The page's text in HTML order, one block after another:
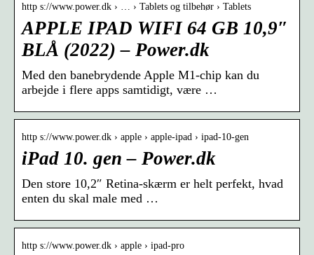
http s://www.power.dk › … › Tablets og tilbehør › Tablets
APPLE IPAD WIFI 64 GB 10,9″
BLÅ (2022) – Power.dk
Med den banebrydende Apple M1-chip kan du
arbejde i flere apps samtidigt, være …
http s://www.power.dk › apple › apple-ipad › ipad-10-gen
iPad 10. gen – Power.dk
Den store 10,2″ Retina-skærm er helt perfekt, hvad
enten du skal male med …
http s://www.power.dk › apple › ipad-pro